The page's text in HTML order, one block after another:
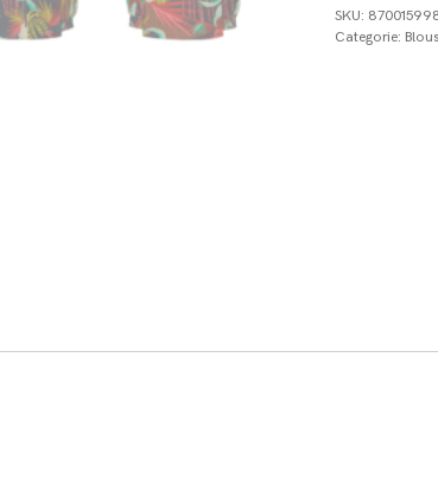
SKU:
Categorie: